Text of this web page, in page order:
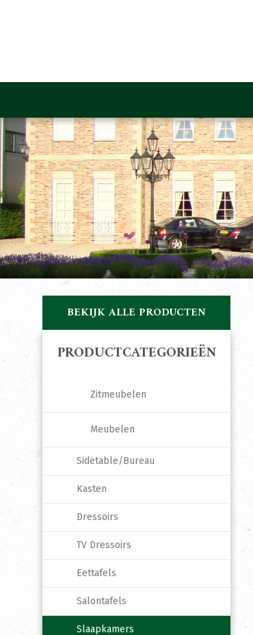
BEKIJK ALLE PRODUCTEN
PRODUCTCATEGORIEËN
Zitmeubelen
Meubelen
Sidetable/Bureau
Kasten
Dressoirs
TV Dressoirs
Eettafels
Salontafels
Slaapkamers